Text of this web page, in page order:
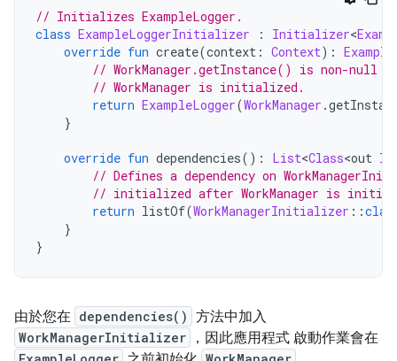
// Initializes ExampleLogger.
class ExampleLoggerInitializer : Initializer<
override fun create(context : Context):
// WorkManager.getInstance() is non-null
// WorkManager is initialized.
return ExampleLogger(WorkManager .
}
override fun dependencies(): List<Class<out
// Defines a dependency on
// initialized after WorkManager is
return listOf(WorkManagerInitializer ::
}
}
由於您在 dependencies() 方法中加入
WorkManagerInitializer ，因此應用程式 啟動作業會在